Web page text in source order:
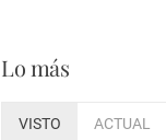
Lo más
VISTO ACTUAL